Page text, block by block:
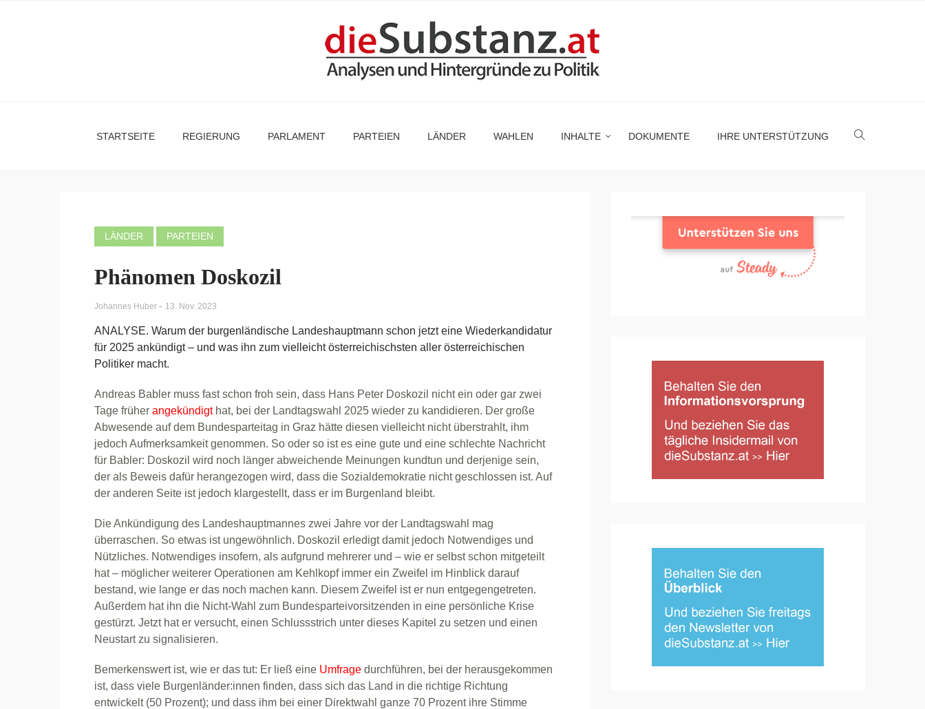
STARTSEITE REGIERUNG PARLAMENT PARTEIEN LÄNDER WAHLEN INHALTE DOKUMENTE IHRE UNTERSTÜTZUNG
LÄNDER PARTEIEN
Phänomen Doskozil
Johannes Huber - 13. Nov. 2023
ANALYSE. Warum der burgenländische Landeshauptmann schon jetzt eine Wiederkandidatur
für 2025 ankündigt – und was ihn zum vielleicht österreichischsten aller österreichischen
Politiker macht.
Andreas Babler muss fast schon froh sein, dass Hans Peter Doskozil nicht ein oder gar zwei
Tage früher angekündigthat, bei der Landtagswahl 2025 wieder zu kandidieren. Der große
Abwesende auf dem Bundesparteitag in Graz hätte diesen vielleicht nicht überstrahlt, ihm
jedoch Aufmerksamkeit genommen. So oder so ist es eine gute und eine schlechte Nachricht
für Babler: Doskozil wird noch länger abweichende Meinungen kundtun und derjenige sein,
der als Beweis dafür herangezogen wird, dass die Sozialdemokratie nicht geschlossen ist. Auf
der anderen Seite ist jedoch klargestellt, dass er im Burgenland bleibt.
Die Ankündigung des Landeshauptmannes zwei Jahre vor der Landtagswahl mag
überraschen. So etwas ist ungewöhnlich. Doskozil erledigt damit jedoch Notwendiges und
Nützliches. Notwendiges insofern, als aufgrund mehrerer und – wie er selbst schon mitgeteilt
hat – möglicher weiterer Operationen am Kehlkopf immer ein Zweifel im Hinblick darauf
bestand, wie lange er das noch machen kann. Diesem Zweifel ist er nun entgegengetreten.
Außerdem hat ihn die Nicht-Wahl zum Bundesparteivorsitzenden in eine persönliche Krise
gestürzt. Jetzt hat er versucht, einen Schlussstrich unter dieses Kapitel zu setzen und einen
Neustart zu signalisieren.
Bemerkenswert ist, wie er das tut: Er ließ eine Umfrage durchführen, bei der herausgekommen
ist, dass viele Burgenländer:innen finden, dass sich das Land in die richtige Richtung
entwickelt (50 Prozent); und dass ihm bei einer Direktwahl ganze 70 Prozent ihre Stimme